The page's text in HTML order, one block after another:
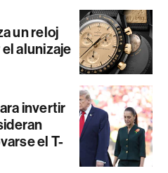
un reloj
alunizaje
invertir
el T-